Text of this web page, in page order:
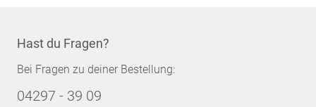
Hast du Fragen?
Bei Fragen zu deiner Bestellung:
04297 - 39 09